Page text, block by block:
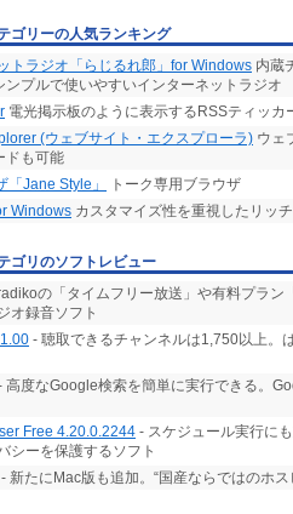
ゴリーの人気ランキング
トラジオ「らじるれ郎」for Windows 内蔵
ンプルで使いやすいインターネットラジオ
電光掲示板のように表示するRSSティッカ
(ウェブサイト・エクスプローラ) ウェ
ドも可能
「Jane Style」
トーク専用ブラウザ
Windows カスタマイズ性を重視したリッ
ゴリのソフトレビュー
の「タイムフリー放送」や有料プラ
オ録音ソフト
- 聴取できるチャンネルは1,750以上。
高度なGoogle検索を簡単に実行できる。
Free 4.20.0.2244 - スケジュール実行に
シーを保護するソフト
- 新たにMac版も追加。“国産ならではのホ